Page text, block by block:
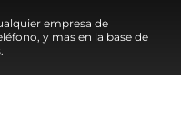
empresa de
y mas en la base de